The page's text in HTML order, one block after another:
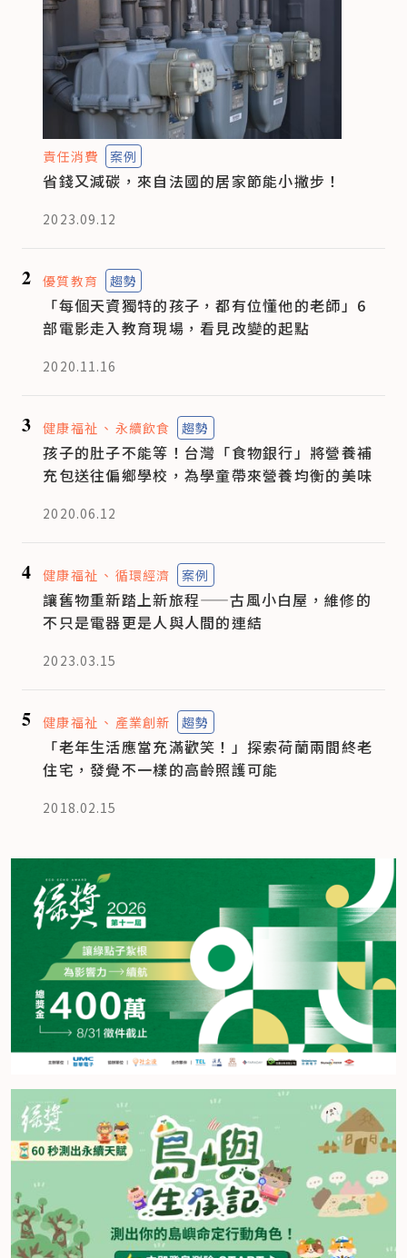
責任消費 案例
省錢又減碳，來自法國的居家節能小撇步！
2023.09.12
2 優質教育 趨勢
「每個天資獨特的孩子，都有位懂他的老師」6
部電影走入教育現場，看見改變的起點
2020.11.16
3 健康福祉 永續飲食 趨勢
孩子的肚子不能等！台灣「食物銀行」將營養補
充包送往偏鄉學校，為學童帶來營養均衡的美味
2020.06.12
4 健康福祉 循環經濟 案例
讓舊物重新踏上新旅程——古風小白屋，維修的
不只是電器更是人與人間的連結
2023.03.15
5 健康福祉 產業創新 趨勢
「老年生活應當充滿歡笑！」探索荷蘭兩間終老
住宅，發覺不一樣的高齡照護可能
2018.02.15